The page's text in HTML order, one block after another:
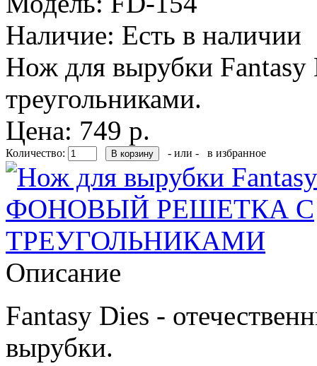
Наличие: Есть в наличии
Нож для вырубки
треугольниками.
Цена: 749 р.
Количество: - или - в избранное
Описание
Fantasy Dies -
вырубки.